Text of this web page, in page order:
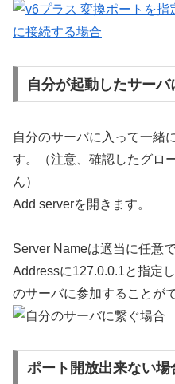
自分が起動したサーバ
自分のサーバに入って一緒
す。（注意、確認したグロ
ん）
Add serverを開きます。
Server Nameは適当に任意
Addressに127.0.0.1と指定
のサーバに参加することが
ポート開放出来ない場